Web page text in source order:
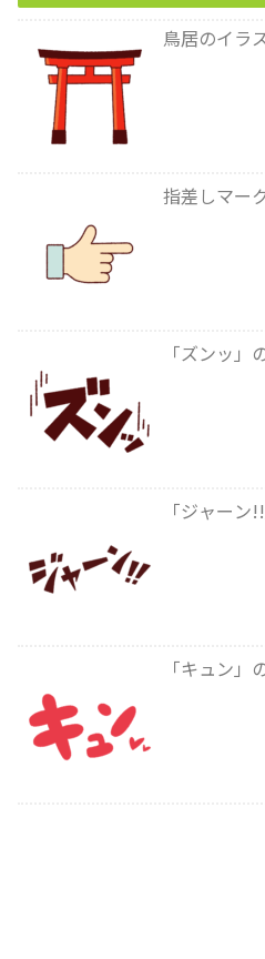
鳥居のイラ
指差しマー
「ズンッ」
「ジャー
「キュン」